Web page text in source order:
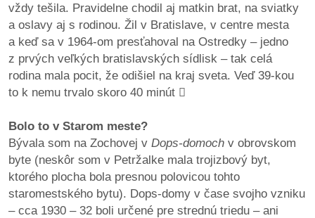
odkazy
petície
videá
vychádzky
vždy tešila. Pravidelne chodil aj matkin brat, na sviatky
a oslavy aj s rodinou. Žil v Bratislave, v centre mesta
a keď sa v 1964-om presťahoval na Ostredky – jedno
z prvých veľkých bratislavských sídlisk – tak celá
rodina mala pocit, že odišiel na kraj sveta. Veď 39-kou
to k nemu trvalo skoro 40 minút 
Bolo to v Starom meste?
Bývala som na Zochovej v Dops-domoch v obrovskom
byte (neskôr som v Petržalke mala trojizbový byt,
ktorého plocha bola presnou polovicou tohto
staromestského bytu). Dops-domy v čase svojho vzniku
– cca 1930 – 32 boli určené pre strednú triedu – ani